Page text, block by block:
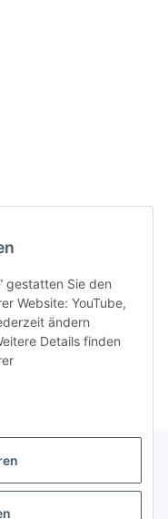
3
gestatten Sie den
Website: YouTube,
ändern
Details finden